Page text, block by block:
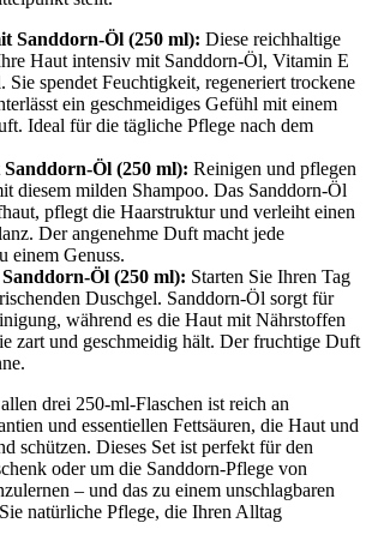
Sanddorn-Öl (250 ml): Diese reichhaltige
Haut intensiv mit Sanddorn-Öl, Vitamin E
Sie spendet Feuchtigkeit, regeneriert trockene
ein geschmeidiges Gefühl mit einem
Ideal für die tägliche Pflege nach dem
Öl (250 ml): Reinigen und pflegen
diesem milden Shampoo. Das Sanddorn-Öl
pflegt die Haarstruktur und verleiht einen
Der angenehme Duft macht jede
einem Genuss.
Öl (250 ml): Starten Sie Ihren Tag
Duschgel. Sanddorn-Öl sorgt für
während es die Haut mit Nährstoffen
zart und geschmeidig hält. Der fruchtige Duft
drei 250-ml-Flaschen ist reich an
und essentiellen Fettsäuren, die Haut und
schützen. Dieses Set ist perfekt für den
oder um die Sanddorn-Pflege von
– und das zu einem unschlagbaren
natürliche Pflege, die Ihren Alltag